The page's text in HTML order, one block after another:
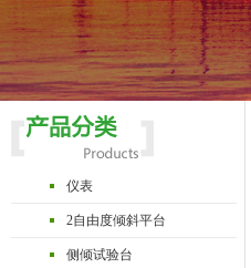
仪表
2自由度倾斜平台
侧倾试验台